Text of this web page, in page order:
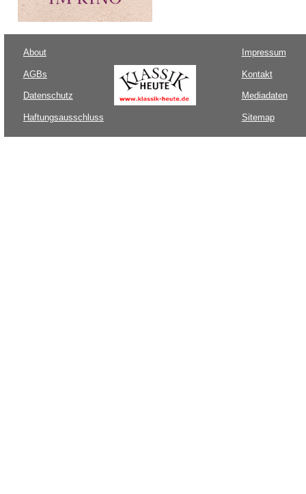
About
AGBs
Datenschutz
Haftungsausschluss
Impressum
Kontakt
Mediadaten
Sitemap